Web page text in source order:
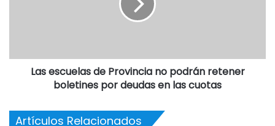
Las escuelas de Provincia no podrán retener
boletines por deudas en las cuotas
Artículos Relacionados